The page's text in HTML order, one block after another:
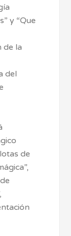
y “Que
de la
del
de